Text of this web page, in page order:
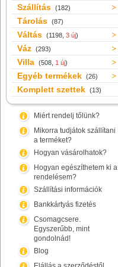
Szállítás (182)
Tárolás (87)
Váltás (1198, 3 új)
Váz (293)
Villa (508, 1 új)
Egyéb termékek (26)
Komplett szettek (13)
Miért rendelj tőlünk?
Mikorra tudjátok szállítani
a terméket?
Hogyan vásárolhatok?
Hogyan egészíthetem ki a
rendelésem?
Szállítási információk
Bankkártyás fizetés
Csomagcsere.
Egyszerűbb, mint
gondolnád!
Blog